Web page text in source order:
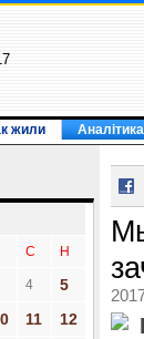
жили Аналітика
С Н
4 5
11
12